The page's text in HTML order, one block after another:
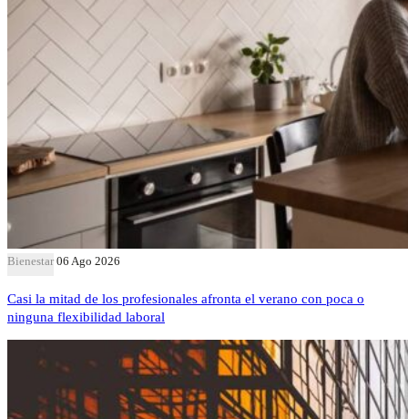
Bienestar 06 Ago 2026
Casi la mitad de los profesionales afronta el verano con poca o
ninguna flexibilidad laboral